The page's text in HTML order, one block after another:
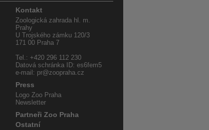
Kontakt
Zoologická zahrada hl. m.
Prahy
U Trojského zámku 120/3
171 00 Praha 7
Tel.: +420 296 112 230
Datová schránka ID: es6fem5
e-mail: pr@zoopraha.cz
Press
Logo Zoo Praha
Newsletter
Partneři Zoo Praha
Ostatní